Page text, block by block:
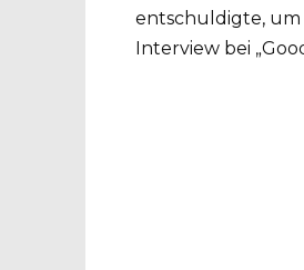
entschuldigte, um
Interview bei